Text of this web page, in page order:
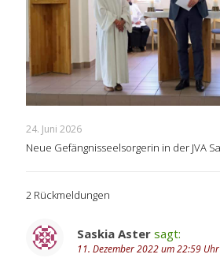
24. Juni 2026
Neue Gefängnisseelsorgerin in der JVA
2 Rückmeldungen
Saskia Aster sagt:
11. Dezember 2022 um 22:59 Uhr